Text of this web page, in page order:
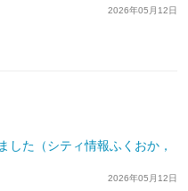
2026年05月12日
した（シティ情報ふくおか，
2026年05月12日